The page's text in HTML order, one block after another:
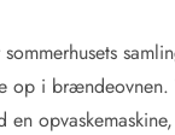
i brændeovnen.